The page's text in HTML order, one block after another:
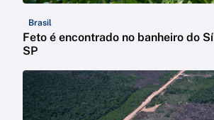
Brasil
Feto é encontrado no banheiro do
SP